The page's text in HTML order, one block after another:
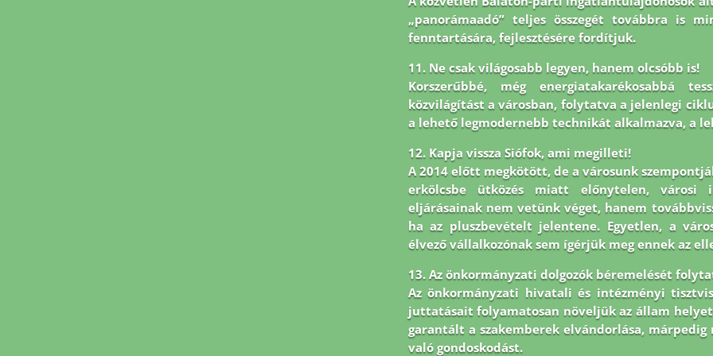
„panorámaadó” teljes összegét továbbra is
fenntartására, fejlesztésére fordítjuk.
11. Ne csak világosabb legyen, hanem olcsóbb is!
Korszerűbbé, még energiatakarékosabbá
közvilágítást a városban, folytatva a jelenlegi
a lehető legmodernebb technikát alkalmazva, a
12. Kapja vissza Siófok, ami megilleti!
A 2014 előtt megkötött, de a városunk
erkölcsbe ütközés miatt előnytelen, városi
eljárásainak nem vetünk véget, hanem
ha az pluszbevételt jelentene. Egyetlen, a
élvező vállalkozónak sem ígérjük meg ennek az
13. Az önkormányzati dolgozók béremelését
Az önkormányzati hivatali és intézményi
juttatásait folyamatosan növeljük az állam
garantált a szakemberek elvándorlása,
való gondoskodást.